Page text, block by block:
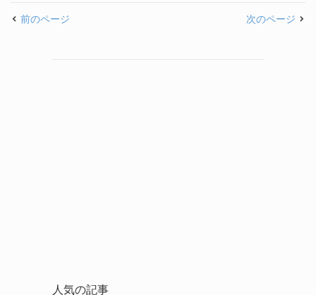
前のページ 次のページ
人気の記事